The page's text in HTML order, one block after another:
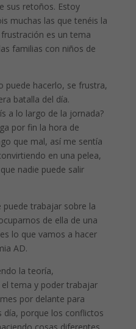
sus retoños. Estoy
muchas las que tenéis la
es un tema
familias con niños de
puede hacerlo, se frustra,
batalla del día.
a lo largo de la jornada?
por fin la hora de
que mal, así me sentía
en una pelea,
nadie puede salir
puede trabajar sobre la
de ella de una
lo que vamos a hacer
AD.
la teoría,
tema y poder trabajar
por delante para
día, porque los conflictos